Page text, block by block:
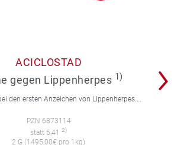
ACICLOSTAD
gegen Lippenherpes 1)
Virostatikum bei den ersten Anzeichen von Lippenherpes. Reduziert Schmerzen und Juckreiz.
PZN 6873114
statt 5,41
2)
2 G (1495,00€ pro 1kg)